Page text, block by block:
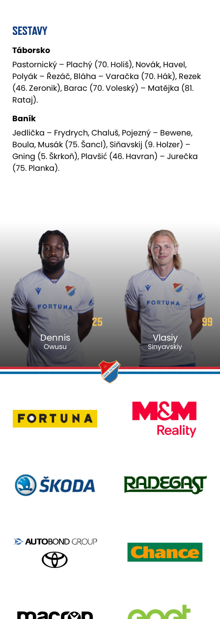
SESTAVY
Táborsko
Pastornický – Plachý (70. Holiš), Novák, Havel,
Polyák – Řezáč, Bláha – Varačka (70. Hák), Rezek
(46. Zeronik), Barac (70. Voleský) – Matějka (81.
Rataj).
Baník
Jedlička – Frydrych, Chaluš, Pojezný – Bewene,
Boula, Musák (75. Šancl), Siňavskij (9. Holzer) –
Gning (5. Škrkoň), Plavšić (46. Havran) – Jurečka
(75. Planka).
25
Dennis
Owusu
99
Vlasiy
Sinyavskiy